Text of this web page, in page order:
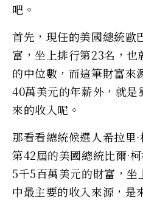
吧。
首先，現任的美國總統歐
富，坐上排行第23名，
的中位數，而這筆財富來
40萬美元的年薪外，就是
來的收入呢。
那看看總統候選人希拉里
第42屆的美國總統比爾·
5千5百萬美元的財富，
中最主要的收入來源，是